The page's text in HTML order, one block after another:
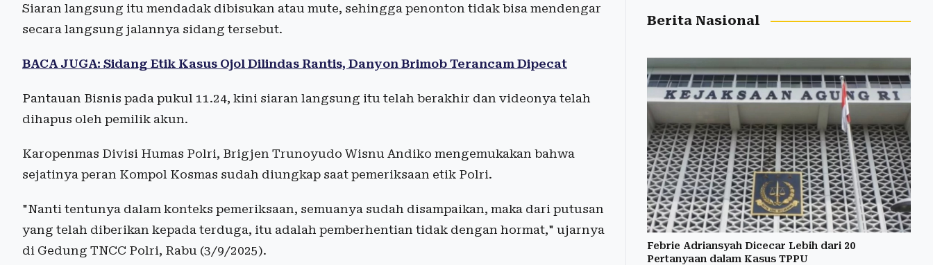
Siaran langsung itu mendadak dibisukan atau mute, sehingga penonton tidak bisa mendengar
secara langsung jalannya sidang tersebut.
BACA JUGA: Sidang Etik Kasus Ojol Dilindas Rantis, Danyon Brimob Terancam Dipecat
Pantauan Bisnis pada pukul 11.24, kini siaran langsung itu telah berakhir dan videonya telah
dihapus oleh pemilik akun.
Karopenmas Divisi Humas Polri, Brigjen Trunoyudo Wisnu Andiko mengemukakan bahwa
sejatinya peran Kompol Kosmas sudah diungkap saat pemeriksaan etik Polri.
"Nanti tentunya dalam konteks pemeriksaan, semuanya sudah disampaikan, maka dari putusan
yang telah diberikan kepada terduga, itu adalah pemberhentian tidak dengan hormat," ujarnya
di Gedung TNCC Polri, Rabu (3/9/2025).
Berita Nasional
Febrie Adriansyah Dicecar Lebih dari 20
Pertanyaan dalam Kasus TPPU